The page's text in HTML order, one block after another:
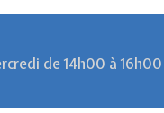
de 14h00 à